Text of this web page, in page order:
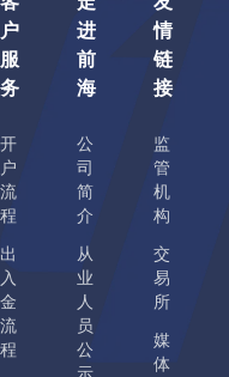
户
服
务
开
户
流
程
出
入
金
流
程
进
前
海
公
司
简
介
从
业
人
员
公
示
情
链
接
监
管
机
构
交
易
所
媒
体